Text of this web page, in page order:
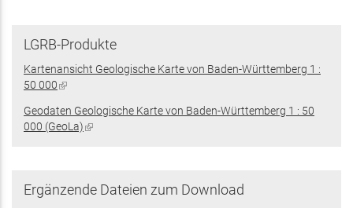
LGRB-Produkte
Kartenansicht Geologische Karte von Baden-Württemberg 1 :
50 000(Link
extern)
Geodaten Geologische Karte von Baden-Württemberg 1 : 50
000 (GeoLa)(Link
Ergänzende Dateien zum Download